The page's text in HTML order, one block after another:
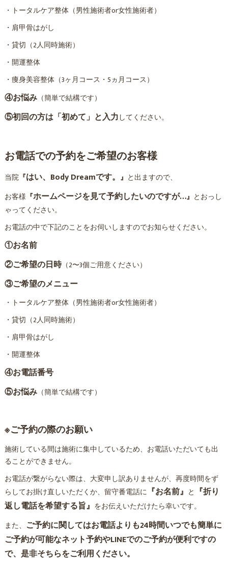
・トータルケア整体（男性施術者or女性施術者）
・肩甲骨はがし
・貸切（2人同時施術）
・開運整体
・痩身美容整体（3ヶ月コース・5ヵ月コース）
④お悩み（簡単で結構です）
⑤初回の方は「初めて」と入力してください。
お電話での予約をご希望のお客様
当院『はい、Body Dreamです。 』 と出ますので、
お客様 『ホームページを見て予約したいのですが…』 とおっし
ゃってください。
お電話の中で下記のことをお伺いしますのでお知らせください。
①お名前
②ご希望の日時（2〜3個ご用意ください）
③ご希望のメニュー
・トータルケア整体（男性施術者or女性施術者）
・貸切（2人同時施術）
・肩甲骨はがし
・開運整体
④お電話番号
⑤お悩み（簡単で結構です）
※ご予約の際のお願い
施術している間は施術に集中しているため、お電話いただいても出
ることができません。
お電話が繋がらない際は、大変申し訳ありませんが、再度時間をず
らしてお掛け直しいただくか、留守番電話に 『お名前』 と 『折り
返し電話を希望する旨』 をお伝えいただけたら幸いです。
また、 ご予約に関してはお電話よりも24時間いつでも簡単に
ご予約が可能なネット予約やLINEでのご予約が便利ですの
で、是非そちらをご利用ください。